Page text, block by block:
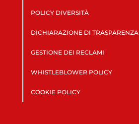
POLICY DIVERSITÀ
DICHIARAZIONE DI TRASPARENZA
GESTIONE DEI RECLAMI
WHISTLEBLOWER POLICY
COOKIE POLICY